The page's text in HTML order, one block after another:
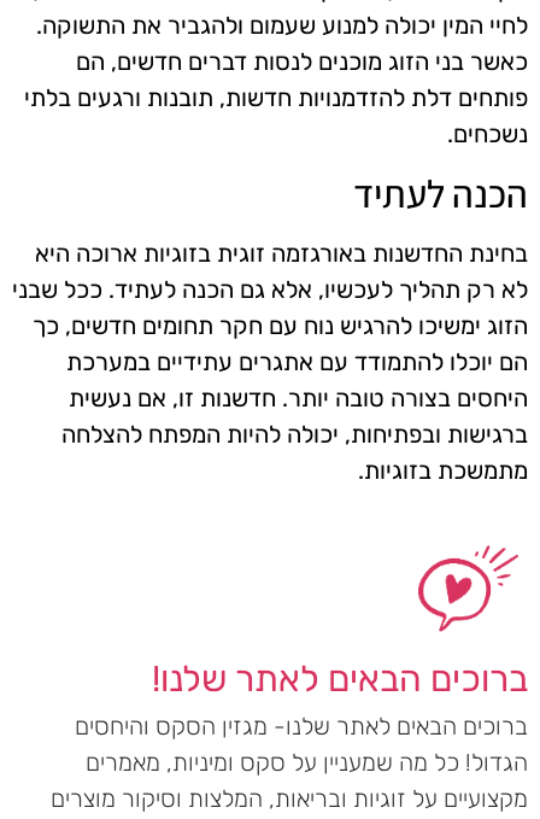
לחיי המין יכולה למנוע שעמום ולהגביר את התשוקה.
כאשר בני הזוג מוכנים לנסות דברים חדשים, הם
פותחים דלת להזדמנויות חדשות, תובנות ורגעים בלתי
נשכחים.
הכנה לעתיד
בחינת החדשנות באורגזמה זוגית בזוגיות ארוכה היא
לא רק תהליך לעכשיו, אלא גם הכנה לעתיד. ככל שבני
הזוג ימשיכו להרגיש נוח עם חקר תחומים חדשים, כך
הם יוכלו להתמודד עם אתגרים עתידיים במערכת
היחסים בצורה טובה יותר. חדשנות זו, אם נעשית
ברגישות ובפתיחות, יכולה להיות המפתח להצלחה
מתמשכת בזוגיות.
ברוכים הבאים לאתר שלנו!
ברוכים הבאים לאתר שלנו- מגזין הסקס והיחסים
הגדול! כל מה שמעניין על סקס ומיניות, מאמרים
מקצועיים על זוגיות ובריאות, המלצות וסיקור מוצרים